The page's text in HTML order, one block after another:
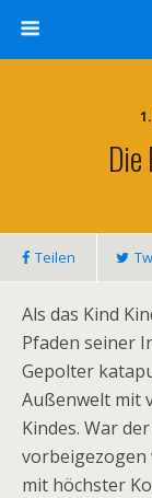
Teilen
Als das Kind
Pfaden seiner
Gepolter
Außenwelt mit
Kindes. War
vorbeigezogen
mit höchster